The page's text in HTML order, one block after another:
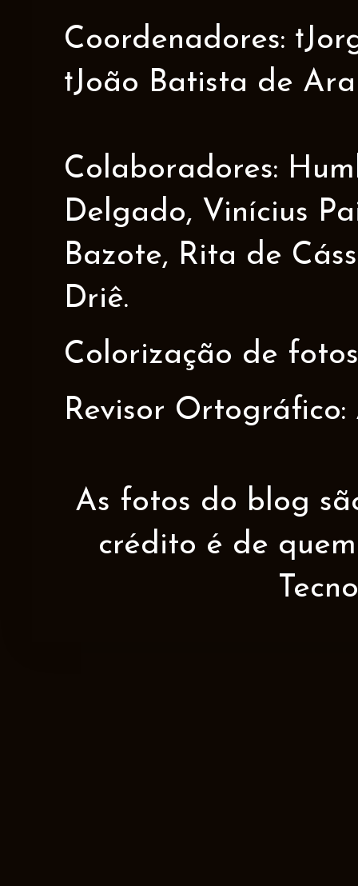
Coordenadores:
†João Batista de
Colaboradores:
Delgado, Vinícius
Bazote, Rita de
Driê.
Colorização de
Revisor Ortográfico:
As fotos do blog
crédito é de